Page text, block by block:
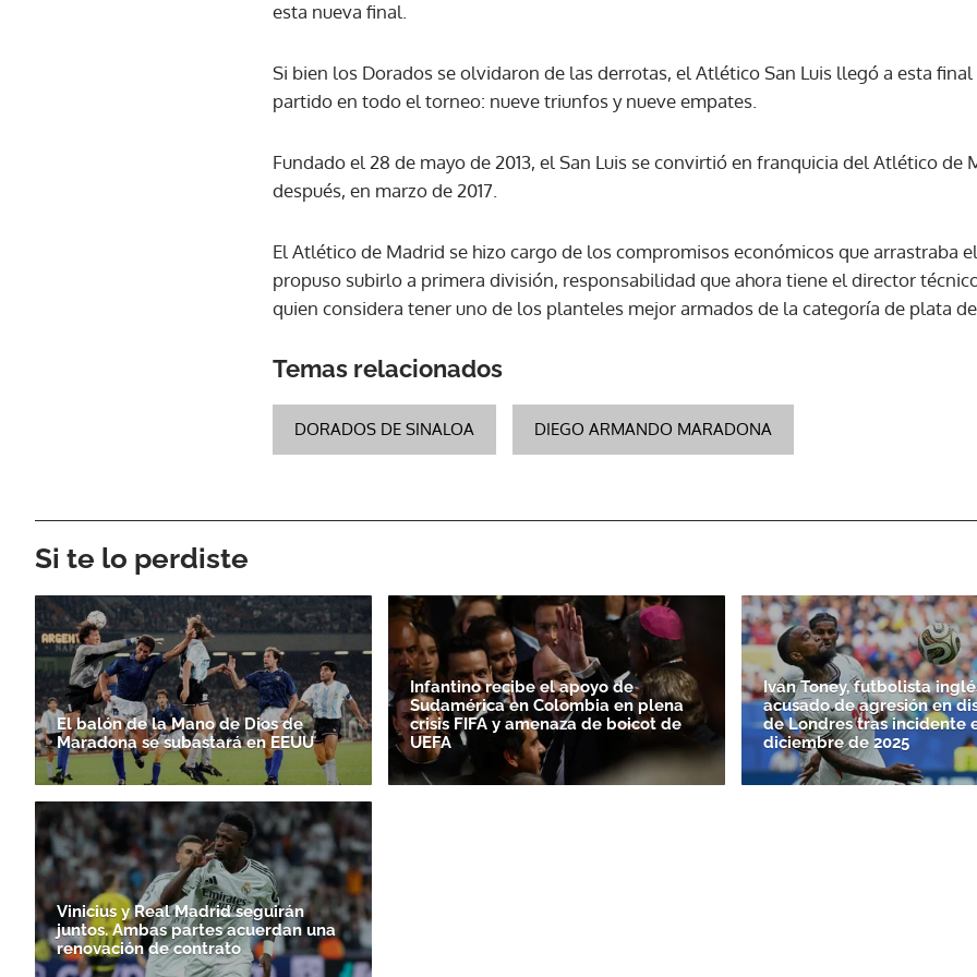
esta nueva final.
Si bien los Dorados se olvidaron de las derrotas, el Atlético San Luis llegó a esta
partido en todo el torneo: nueve triunfos y nueve empates.
Fundado el 28 de mayo de 2013, el San Luis se convirtió en franquicia del Atlético de
después, en marzo de 2017.
El Atlético de Madrid se hizo cargo de los compromisos económicos que arrastraba
propuso subirlo a primera división, responsabilidad que ahora tiene el director
quien considera tener uno de los planteles mejor armados de la categoría de plata
Temas relacionados
DORADOS DE SINALOA DIEGO ARMANDO MARADONA
Si te lo perdiste
El balón de la Mano de Dios de
Maradona se subastará en EEUU
Infantino recibe el apoyo de
Sudamérica en Colombia en plena
crisis FIFA y amenaza de boicot de
UEFA
Ivan Toney, futbolista
acusado de agresión en
de Londres tras incidente
diciembre de 2025
Vinicius y Real Madrid seguirán
juntos. Ambas partes acuerdan una
renovación de contrato